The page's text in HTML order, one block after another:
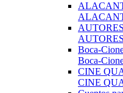
AUTORES
AUTORES
Boca-
Boca-
CINE
CINE